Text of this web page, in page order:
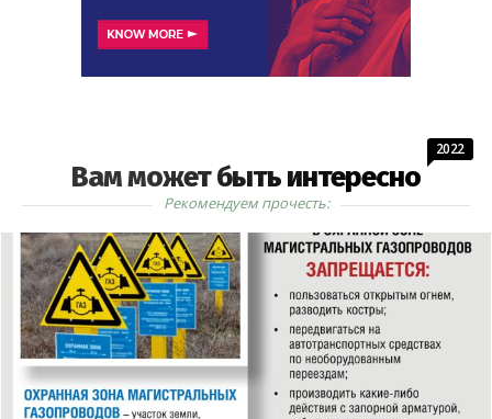
Вам может быть интересно
2022
Рекомендуем прочесть: